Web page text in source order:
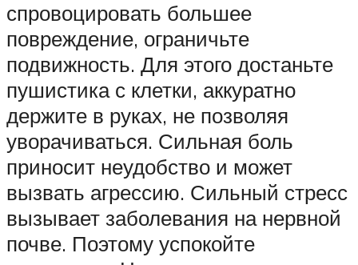
спровоцировать большее
повреждение, ограничьте
подвижность. Для этого достаньте
пушистика с клетки, аккуратно
держите в руках, не позволяя
уворачиваться. Сильная боль
приносит неудобство и может
вызвать агрессию. Сильный стресс
вызывает заболевания на нервной
почве. Поэтому успокойте